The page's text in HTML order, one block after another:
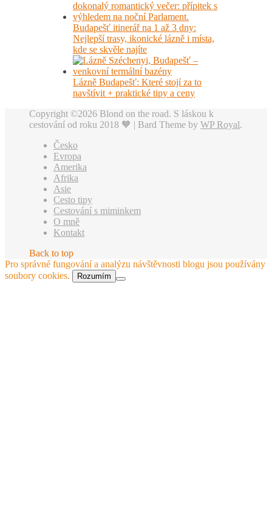
Budapešť itinerář na 1 až 3 dny:
Nejlepší trasy, ikonické lázně i místa,
kde se skvěle najíte
Lázně Budapešť: Které stojí za to
navštívit + praktické tipy a ceny
Copyright ©2026 Blond on the road. S láskou k
cestování od roku 2018 🧡 | Bard Theme by WP Royal.
Česko
Evropa
Amerika
Afrika
Asie
Cesto tipy
Cestování s miminkem
O mně
Kontakt
Back to top
Pro správné fungování a analýzu návštěvnosti blogu jsou používány
soubory cookies.
Rozumím